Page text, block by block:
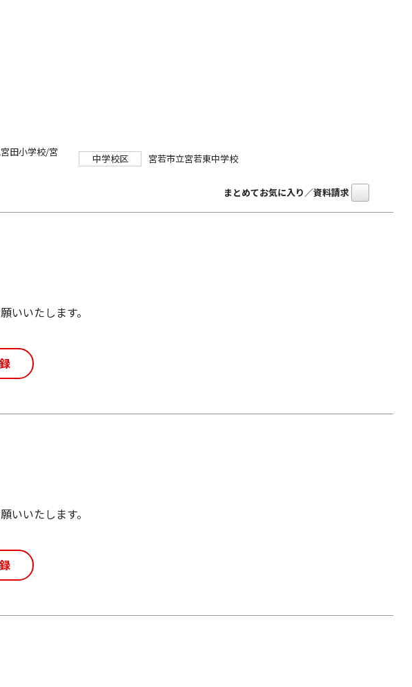
田小学校/宮
中学校区 宮若市立宮若東中学校
まとめてお気に入り／資料請求
いいたします。
いいたします。